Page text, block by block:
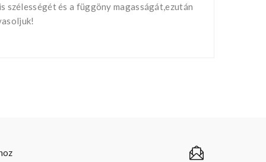
szélességét és a függöny magasságát,ezután